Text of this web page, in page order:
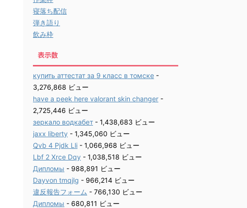
寝落ち配信
弾き語り
飲み枠
表示数
купить аттестат за 9 класс в томске -
3,276,868 ビュー
have a peek here valorant skin changer -
2,725,446 ビュー
зеркало водкабет - 1,438,683 ビュー
jaxx liberty - 1,345,060 ビュー
Qvb 4 Pjdk Lli - 1,066,968 ビュー
Lbf 2 Xrce Dqy - 1,038,518 ビュー
Дипломы - 988,891 ビュー
Dayvon tmqjlg - 966,214 ビュー
違反報告フォーム - 766,130 ビュー
Дипломы - 680,811 ビュー